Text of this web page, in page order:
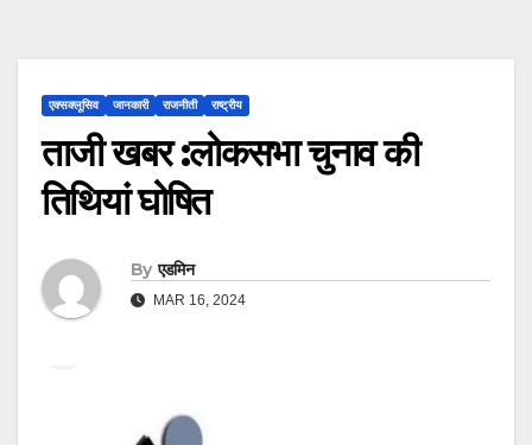
एक्सक्लूसिव जानकारी राजनीती राष्ट्रीय
ताजी खबर :लोकसभा चुनाव की
तिथियां घोषित
By एडमिन
MAR 16, 2024